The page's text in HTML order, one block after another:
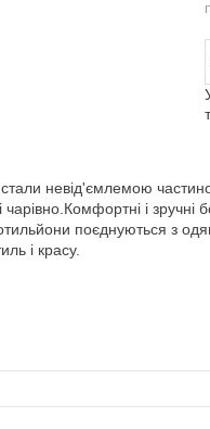
невід'ємлемою
чарівно.Комфортні і
поєднуються з
і красу.